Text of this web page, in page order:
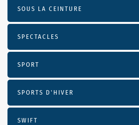
SOUS LA CEINTURE
SPECTACLES
SPORT
SPORTS D'HIVER
SWIFT